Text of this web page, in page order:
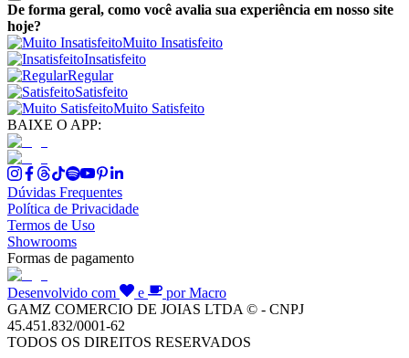
De forma geral, como você avalia sua experiência em nosso site
hoje?
Muito Insatisfeito
Insatisfeito
Regular
Satisfeito
Muito Satisfeito
BAIXE O APP:
Dúvidas Frequentes
Política de Privacidade
Termos de Uso
Showrooms
Formas de pagamento
Desenvolvido com e
por Macro
GAMZ COMERCIO DE JOIAS LTDA © - CNPJ
45.451.832/0001-62
TODOS OS DIREITOS RESERVADOS